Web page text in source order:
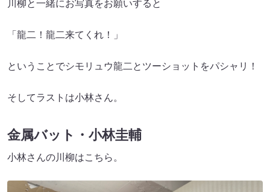
川柳と一緒にお写真をお願いすると
「龍二！龍二来てくれ！」
ということでシモリュウ龍二とツーショットをパシャリ！
そしてラストは小林さん。
金属バット・小林圭輔
小林さんの川柳はこちら。